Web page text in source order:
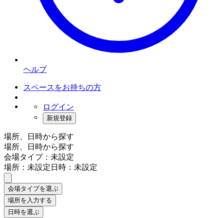
ヘルプ
スペースをお持ちの方
ログイン
新規登録
場所、日時から探す
場所、日時から探す
会場タイプ：未設定
場所：未設定日時：未設定
会場タイプを選ぶ
場所を入力する
日時を選ぶ